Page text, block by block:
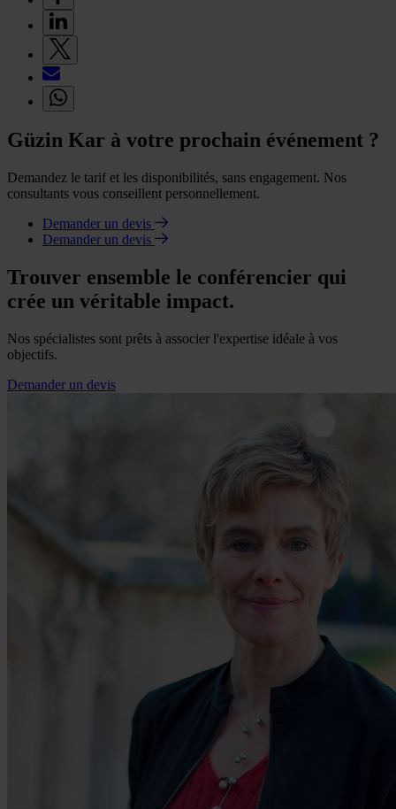
Güzin Kar à votre prochain événement ?
Demandez le tarif et les disponibilités, sans engagement. Nos
consultants vous conseillent personnellement.
Demander un devis
Demander un devis
Trouver ensemble le conférencier qui
crée un véritable impact.
Nos spécialistes sont prêts à associer l'expertise idéale à vos
objectifs.
Demander un devis